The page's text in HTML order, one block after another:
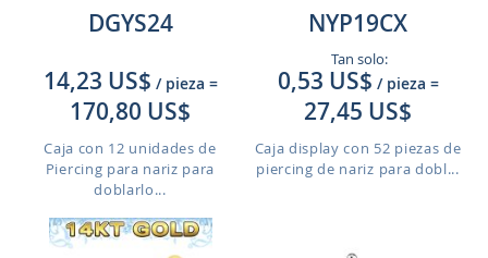
DGYS24
14,23 US$ / pieza =
170,80 US$
Caja con 12 unidades de
Piercing para nariz para
doblarlo...
NYP19CX
Tan solo:
0,53 US$ / pieza =
27,45 US$
Caja display con 52 piezas de
piercing de nariz para dobl...